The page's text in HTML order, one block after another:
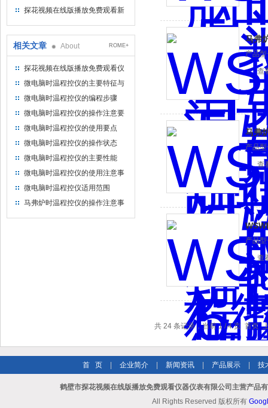
视频在线版播放免费观看仪器仪
探花视频在线版播放免费观看新
相关文章 About ROME+
探花视频在线版播放免费观看仪
器微电脑时温程控仪的编程步骤
微电脑时温程控仪的主要特征与
参数
微电脑时温程控仪的编程步骤
微电脑时温程控仪的操作注意要
点
微电脑时温程控仪的使用要点
微电脑时温程控仪的操作状态
微电脑时温程控仪的主要性能
微电脑时温程控仪的使用注意事
项
微电脑时温程控仪适用范围
马弗炉时温程控仪的操作注意事
马弗
产品型
查
马弗
产品型
查
产品型号
查
共 24 条记录，当前 1 / 4 页 首页
首 页 企业简介 新闻资讯 产品展示 技
鹤壁市探花视频在线版播放免费观看仪器仪表有限公司主营产品
All Rights Reserved 版权所有